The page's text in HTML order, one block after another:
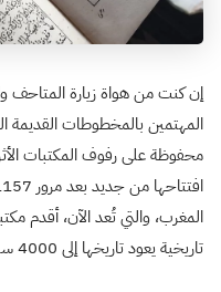
إن كنت من هواة زيارة المتاحف
المهتمين بالمخطوطات القديمة
محفوظة على رفوف المكتبات
المغرب، والتي تُعد الآن، أقدم
تاريخية يعود تاريخها إلى 4000 سنة ماضية.